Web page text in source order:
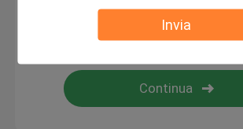
Invia
bio- corpo filtrante
Portatore MBBR